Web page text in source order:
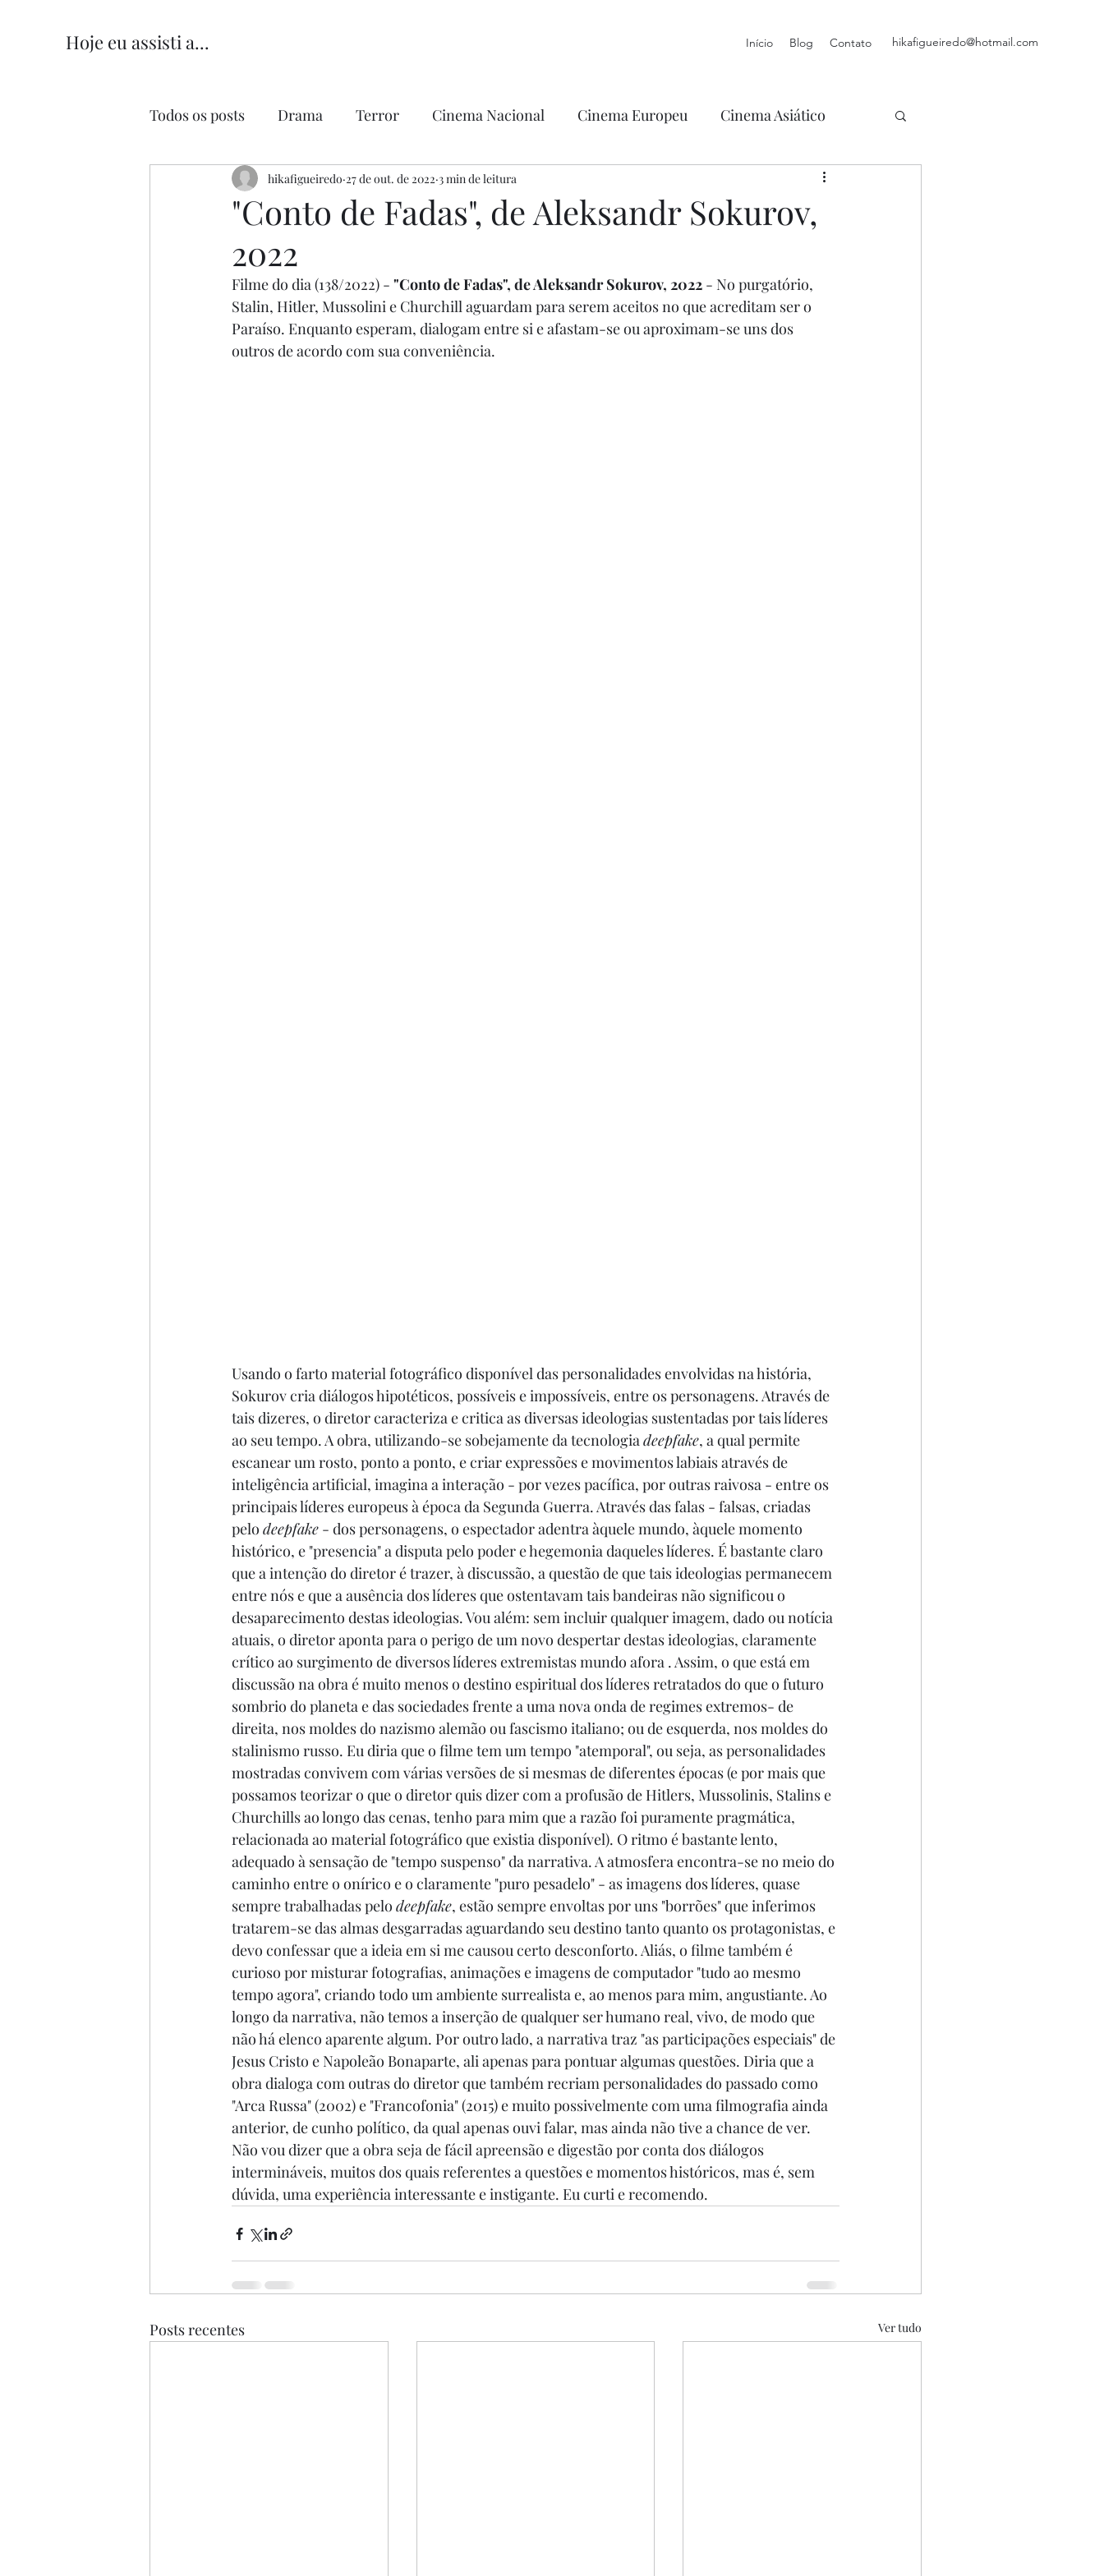
Hoje eu assisti a... Início Blog Contato hikafigueiredo@hotmail.com
Todos os posts Drama Terror Cinema Nacional Cinema Europeu Cinema Asiático
Comédia Comédia Romântica Ficção Hollywood
"Conto de Fadas", de Aleksandr Sokurov,
2022
hikafigueiredo 27 de out. de 2022 3 min de leitura
Filme do dia (138/2022) - "Conto de Fadas", de Aleksandr Sokurov, 2022 - No purgatório,
Stalin, Hitler, Mussolini e Churchill aguardam para serem aceitos no que acreditam ser o
Paraíso. Enquanto esperam, dialogam entre si e afastam-se ou aproximam-se uns dos
outros de acordo com sua conveniência.
Usando o farto material fotográfico disponível das personalidades envolvidas na história,
Sokurov cria diálogos hipotéticos, possíveis e impossíveis, entre os personagens. Através de
tais dizeres, o diretor caracteriza e critica as diversas ideologias sustentadas por tais líderes
ao seu tempo. A obra, utilizando-se sobejamente da tecnologia deepfake, a qual permite
escanear um rosto, ponto a ponto, e criar expressões e movimentos labiais através de
inteligência artificial, imagina a interação - por vezes pacífica, por outras raivosa - entre os
principais líderes europeus à época da Segunda Guerra. Através das falas - falsas, criadas
pelo deepfake - dos personagens, o espectador adentra àquele mundo, àquele momento
histórico, e "presencia" a disputa pelo poder e hegemonia daqueles líderes. É bastante claro
que a intenção do diretor é trazer, à discussão, a questão de que tais ideologias permanecem
entre nós e que a ausência dos líderes que ostentavam tais bandeiras não significou o
desaparecimento destas ideologias. Vou além: sem incluir qualquer imagem, dado ou notícia
atuais, o diretor aponta para o perigo de um novo despertar destas ideologias, claramente
crítico ao surgimento de diversos líderes extremistas mundo afora . Assim, o que está em
discussão na obra é muito menos o destino espiritual dos líderes retratados do que o futuro
sombrio do planeta e das sociedades frente a uma nova onda de regimes extremos- de
direita, nos moldes do nazismo alemão ou fascismo italiano; ou de esquerda, nos moldes do
stalinismo russo. Eu diria que o filme tem um tempo "atemporal", ou seja, as personalidades
mostradas convivem com várias versões de si mesmas de diferentes épocas (e por mais que
possamos teorizar o que o diretor quis dizer com a profusão de Hitlers, Mussolinis, Stalins e
Churchills ao longo das cenas, tenho para mim que a razão foi puramente pragmática,
relacionada ao material fotográfico que existia disponível). O ritmo é bastante lento,
adequado à sensação de "tempo suspenso" da narrativa. A atmosfera encontra-se no meio do
caminho entre o onírico e o claramente "puro pesadelo" - as imagens dos líderes, quase
sempre trabalhadas pelo deepfake, estão sempre envoltas por uns "borrões" que inferimos
tratarem-se das almas desgarradas aguardando seu destino tanto quanto os protagonistas, e
devo confessar que a ideia em si me causou certo desconforto. Aliás, o filme também é
curioso por misturar fotografias, animações e imagens de computador "tudo ao mesmo
tempo agora", criando todo um ambiente surrealista e, ao menos para mim, angustiante. Ao
longo da narrativa, não temos a inserção de qualquer ser humano real, vivo, de modo que
não há elenco aparente algum. Por outro lado, a narrativa traz "as participações especiais" de
Jesus Cristo e Napoleão Bonaparte, ali apenas para pontuar algumas questões. Diria que a
obra dialoga com outras do diretor que também recriam personalidades do passado como
"Arca Russa" (2002) e "Francofonia" (2015) e muito possivelmente com uma filmografia ainda
anterior, de cunho político, da qual apenas ouvi falar, mas ainda não tive a chance de ver.
Não vou dizer que a obra seja de fácil apreensão e digestão por conta dos diálogos
intermináveis, muitos dos quais referentes a questões e momentos históricos, mas é, sem
dúvida, uma experiência interessante e instigante. Eu curti e recomendo.
Posts recentes Ver tudo